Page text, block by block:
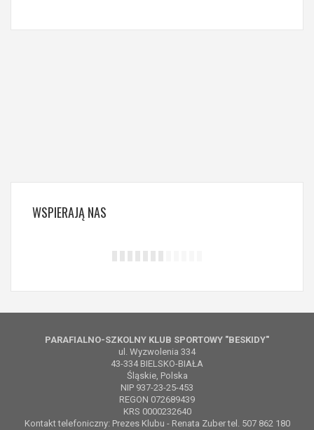
WSPIERAJĄNAS
PARAFIALNO-SZKOLNY KLUB SPORTOWY "BESKIDY"
ul. Wyzwolenia 334
43-334 BIELSKO-BIAŁA
Śląskie, Polska
NIP 937-23-25-453
REGON 072689439
KRS 0000232640
Kontakt telefoniczny: Prezes Klubu - Renata Zuber tel. 507 862 180